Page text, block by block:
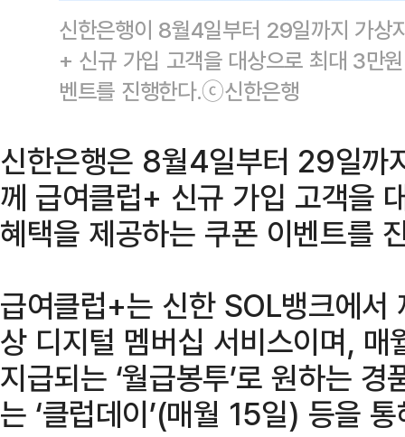
신한은행이 8월4일부터 29일까지 가상
+ 신규 가입 고객을 대상으로 최대 3만
벤트를 진행한다.ⓒ신한은행
신한은행은 8월4일부터 29일까
께 급여클럽+ 신규 가입 고객을
혜택을 제공하는 쿠폰 이벤트를
급여클럽+는 신한 SOL뱅크에서
상 디지털 멤버십 서비스이며,
지급되는 ‘월급봉투’로 원하는
는 ‘클럽데이’(매월 15일) 등을